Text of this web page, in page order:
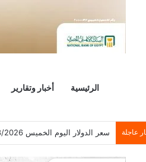
الرئيسية أخبار وتقارير
عاجلة سعر الدولار اليوم الخميس 6/8/2026 أمام الجنيه المصرى فى ختام التعاملات